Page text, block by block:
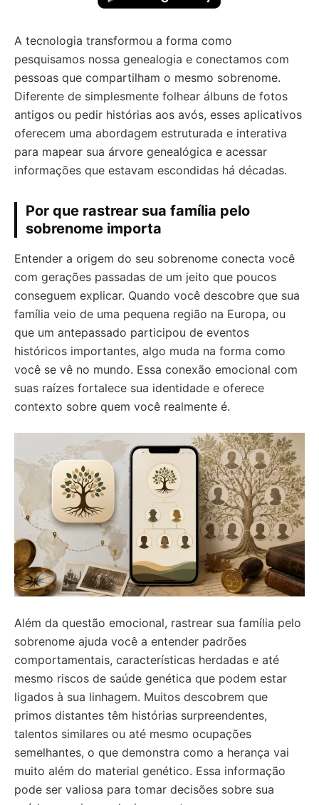
A tecnologia transformou a forma como
pesquisamos nossa genealogia e conectamos com
pessoas que compartilham o mesmo sobrenome.
Diferente de simplesmente folhear álbuns de fotos
antigos ou pedir histórias aos avós, esses aplicativos
oferecem uma abordagem estruturada e interativa
para mapear sua árvore genealógica e acessar
informações que estavam escondidas há décadas.
Por que rastrear sua família pelo
sobrenome importa
Entender a origem do seu sobrenome conecta você
com gerações passadas de um jeito que poucos
conseguem explicar. Quando você descobre que sua
família veio de uma pequena região na Europa, ou
que um antepassado participou de eventos
históricos importantes, algo muda na forma como
você se vê no mundo. Essa conexão emocional com
suas raízes fortalece sua identidade e oferece
contexto sobre quem você realmente é.
Além da questão emocional, rastrear sua família pelo
sobrenome ajuda você a entender padrões
comportamentais, características herdadas e até
mesmo riscos de saúde genética que podem estar
ligados à sua linhagem. Muitos descobrem que
primos distantes têm histórias surpreendentes,
talentos similares ou até mesmo ocupações
semelhantes, o que demonstra como a herança vai
muito além do material genético. Essa informação
pode ser valiosa para tomar decisões sobre sua